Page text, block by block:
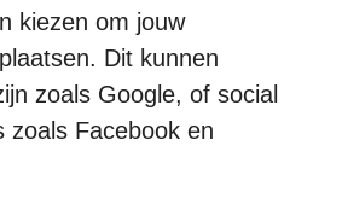
kiezen om jouw
Dit kunnen
zoals Google, of social
zoals Facebook en